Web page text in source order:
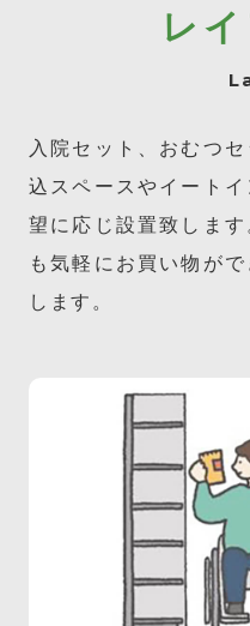
レ
入院セット、おむつ
込スペースやイート
望に応じ設置致します
も気軽にお買い物が
します。